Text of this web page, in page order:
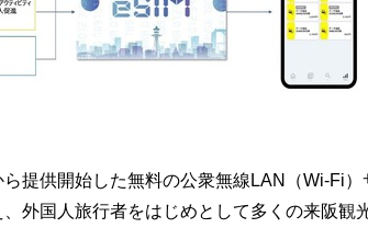
提供開始した無料の公衆無線LAN（Wi-Fi
外国人旅行者をはじめとして多くの来阪観